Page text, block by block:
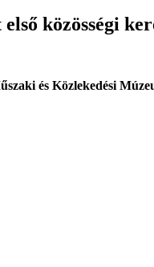
közösségi
és Közlekedési